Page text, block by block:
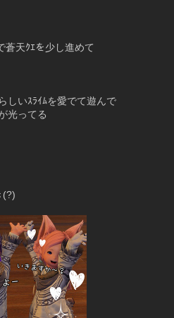
蒼天ｸｴを少し進めて
しいｽﾗｲﾑを愛でて遊んで
光ってる
(?)